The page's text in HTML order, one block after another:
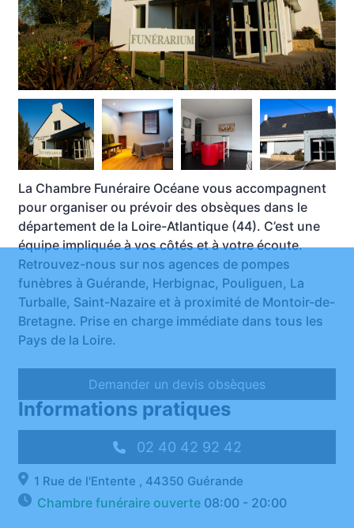
La Chambre Funéraire Océane vous accompagnent
pour organiser ou prévoir des obsèques dans le
département de la Loire-Atlantique (44). C’est une
équipe impliquée à vos côtés et à votre écoute.
Retrouvez-nous sur nos agences de pompes
funèbres à Guérande, Herbignac, Pouliguen, La
Turballe, Saint-Nazaire et à proximité de Montoir-de-
Bretagne. Prise en charge immédiate dans tous les
Pays de la Loire.
Demander un devis obsèques
Informations pratiques
02 40 42 92 42
1 Rue de l'Entente , 44350 Guérande
Chambre funéraire ouverte 08:00 - 20:00